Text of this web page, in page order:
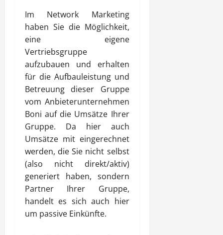
Im Network Marketing
haben Sie die Möglichkeit,
eine eigene
Vertriebsgruppe
aufzubauen und erhalten
für die Aufbauleistung und
Betreuung dieser Gruppe
vom Anbieterunternehmen
Boni auf die Umsätze Ihrer
Gruppe. Da hier auch
Umsätze mit eingerechnet
werden, die Sie nicht selbst
(also nicht direkt/aktiv)
generiert haben, sondern
Partner Ihrer Gruppe,
handelt es sich auch hier
um passive Einkünfte.